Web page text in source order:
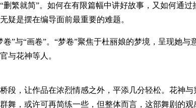
繁就简”。如何在有限篇幅中讲好故事，又如何通
疑是摆在编导面前最重要的难题。
”与“画卷”。“梦卷”聚焦于杜丽娘的梦境，呈现她
与花神等人。
，让作品在浓烈情感之外，平添几分轻松。花神
，或许可再简练一些，但整体而言，这部舞剧的观